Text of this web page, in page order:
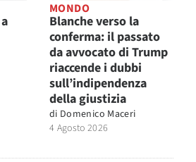
MONDO
Blanche verso la
conferma: il passato
da avvocato di Trump
riaccende i dubbi
sull’indipendenza
della giustizia
di Domenico Maceri
4 Agosto 2026